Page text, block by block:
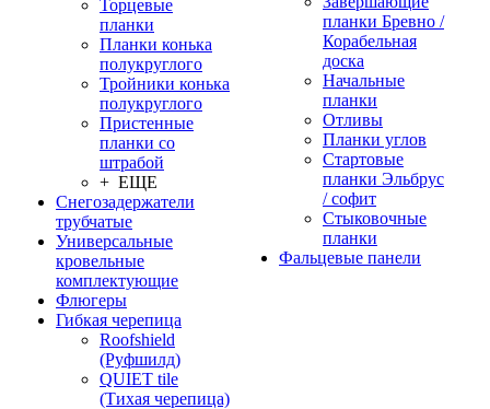
Торцевые
планки
Планки конька
полукруглого
Тройники конька
полукруглого
Пристенные
планки со
штрабой
+ ЕЩЕ
Снегозадержатели
трубчатые
Универсальные
кровельные
комплектующие
Флюгеры
Гибкая черепица
Roofshield
(Руфшилд)
QUIET tile
(Тихая черепица)
планки Бревно /
Корабельная
доска
Начальные
планки
Отливы
Планки углов
Стартовые
планки Эльбрус
/ софит
Стыковочные
планки
Фальцевые панели